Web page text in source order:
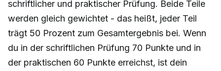
schriftlicher und praktischer Prüfung. Beide Teile
werden gleich gewichtet - das heißt, jeder Teil
trägt 50 Prozent zum Gesamtergebnis bei. Wenn
du in der schriftlichen Prüfung 70 Punkte und in
der praktischen 60 Punkte erreichst, ist dein